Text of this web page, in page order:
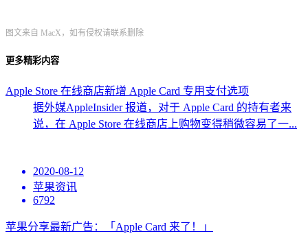
图文来自 MacX，如有侵权请联系删除
更多精彩内容
Apple Store 在线商店新增 Apple Card 专用支付选项
据外媒AppleInsider 报道，对于 Apple Card 的持有者来
说，在 Apple Store 在线商店上购物变得稍微容易了一...
2020-08-12
苹果资讯
6792
苹果分享最新广告：「Apple Card 来了！」